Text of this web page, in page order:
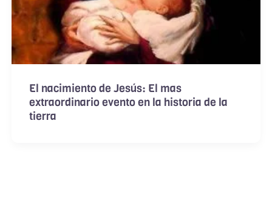
El nacimiento de Jesús: El mas
extraordinario evento en la historia de la
tierra